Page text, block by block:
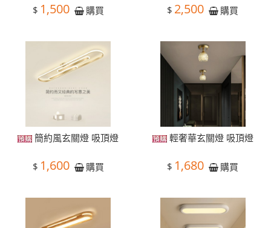
$ 1,500 購買 $ 2,500 購買
簡約風玄關燈 吸頂燈
$ 1,600 購買
輕奢華玄關燈 吸頂燈
$ 1,680 購買